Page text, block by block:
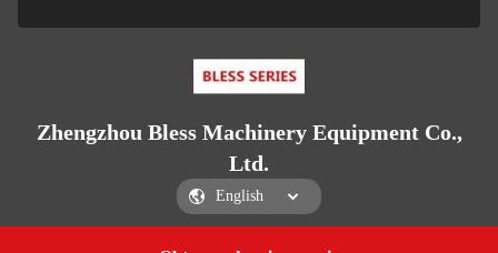
Zhengzhou Bless Machinery Equipment Co.,
Ltd.